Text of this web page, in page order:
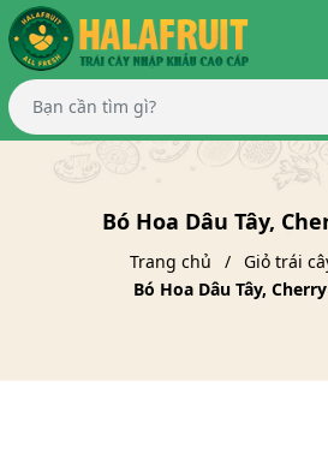
Bó Hoa Dâu Tây,
Trang chủ
Giỏ trái
Bó Hoa Dâu Tây,